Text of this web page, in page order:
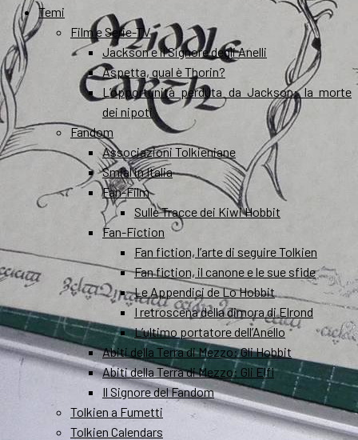
Temi
Film e Serie-TV
Jackson e il Signore degli Anelli
Aspetta, qual è Thorin?
L’opportunità perduta da Jackson: la morte
dei nipoti
Fandom
Associazioni Tolkieniane
Smial in Italia
Fan-Film
Sulle Tracce dei Kiwi Hobbit
Fan-Fiction
Fan fiction, l’arte di seguire Tolkien
Fan fiction, il canone e le sue sfide
Le Appendici de Lo Hobbit
I retroscena della dimora di Elrond
L’ultimo portatore dell’Anello
Abiti della Terra di Mezzo: Gli Hobbit
Abiti della Terra di Mezzo: Gli Elfi
Il Signore del Fandom
Tolkien a Fumetti
Tolkien Calendars